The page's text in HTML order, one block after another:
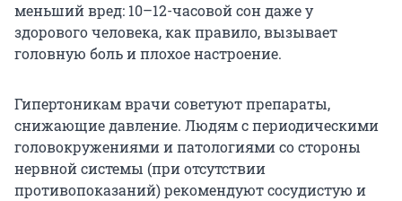
меньший вред: 10–12-часовой сон даже у
здорового человека, как правило, вызывает
головную боль и плохое настроение.
Гипертоникам врачи советуют препараты,
снижающие давление. Людям с периодическими
головокружениями и патологиями со стороны
нервной системы (при отсутствии
противопоказаний) рекомендуют сосудистую и